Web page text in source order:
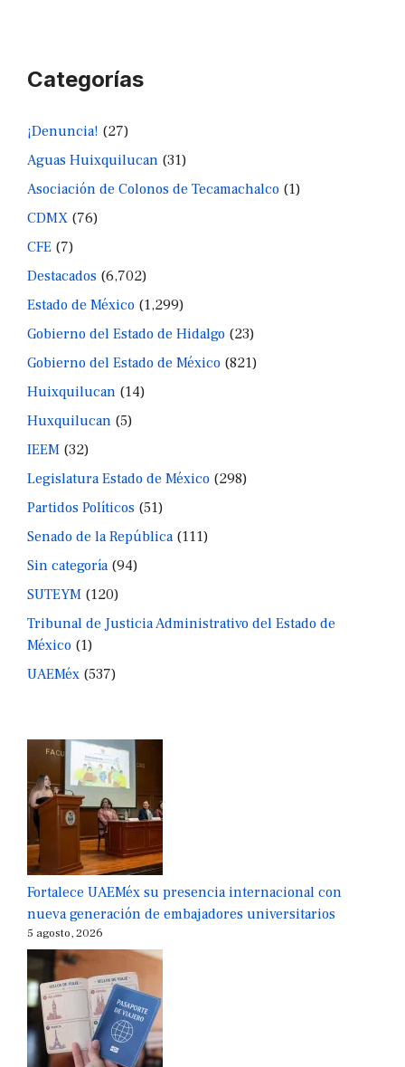
Categorías
¡Denuncia! (27)
Aguas Huixquilucan (31)
Asociación de Colonos de Tecamachalco (1)
CDMX (76)
CFE (7)
Destacados (6,702)
Estado de México (1,299)
Gobierno del Estado de Hidalgo (23)
Gobierno del Estado de México (821)
Huixquilucan (14)
Huxquilucan (5)
IEEM (32)
Legislatura Estado de México (298)
Partidos Políticos (51)
Senado de la República(111)
Sin categoría(94)
SUTEYM (120)
Tribunal de Justicia Administrativo del Estado de
México (1)
UAEMéx (537)
Fortalece UAEMéx su presencia internacional con
nueva generación de embajadores universitarios
5 agosto, 2026